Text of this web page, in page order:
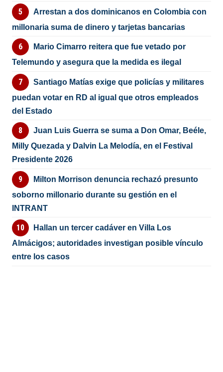
Arrestan a dos dominicanos en Colombia con
millonaria suma de dinero y tarjetas bancarias
Mario Cimarro reitera que fue vetado por
Telemundo y asegura que la medida es ilegal
Santiago Matías exige que policías y militares
puedan votar en RD al igual que otros empleados
del Estado
Juan Luis Guerra se suma a Don Omar, Beéle,
Milly Quezada y Dalvin La Melodía, en el Festival
Presidente 2026
Milton Morrison denuncia rechazó presunto
soborno millonario durante su gestión en el
INTRANT
Hallan un tercer cadáver en Villa Los
Almácigos; autoridades investigan posible vínculo
entre los casos